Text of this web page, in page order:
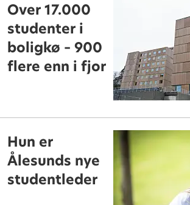
Over 17.000
studenter i
boligkø – 900
flere enn i fjor
Hun er
Ålesunds nye
studentleder